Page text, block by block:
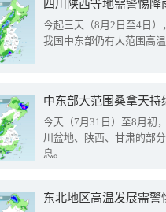
今起三天（8月2日至4日
我国中东部仍有大范围高
中东部大范围桑拿天
今天（7月31日）至8月初
川盆地、陕西、甘肃的部
息。
东北地区高温发展需